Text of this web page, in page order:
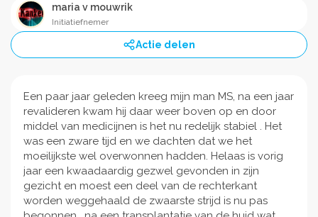
maria v mouwrik
Initiatiefnemer
Actie delen
Een paar jaar geleden kreeg mijn man MS, na een jaar
revalideren kwam hij daar weer boven op en door
middel van medicijnen is het nu redelijk stabiel . Het
was een zware tijd en we dachten dat we het
moeilijkste wel overwonnen hadden. Helaas is vorig
jaar een kwaadaardig gezwel gevonden in zijn
gezicht en moest een deel van de rechterkant
worden weggehaald de zwaarste strijd is nu pas